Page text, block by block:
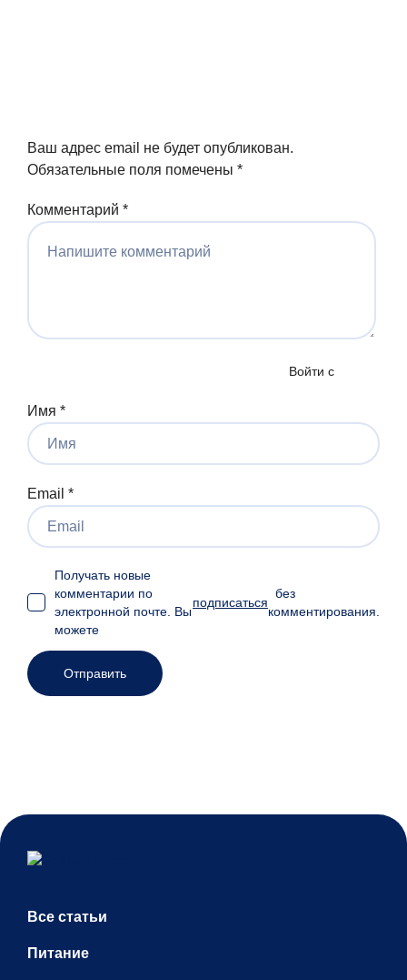
Войти с
Ваш адрес email не будет опубликован.
Обязательные поля помечены *
Комментарий *
Имя *
Email *
Получать новые
комментарии по
электронной почте. Вы
можете
подписаться
без
комментирования.
Все статьи
Питание